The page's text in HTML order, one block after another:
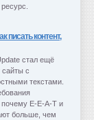
писать контент,
стал ещё
сайты с
текстами.
почему E-E-A-T и
больше, чем